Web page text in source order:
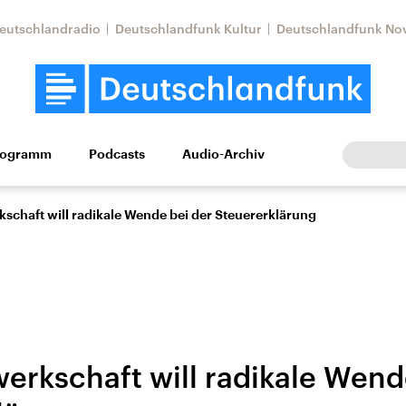
Deutschlandfunk Kultur Deutschlandfunk
Wissen Kultur Europa
Beiträge,
Nahostkonflikt
Iran
Podcasts Audio-Archiv
will radikale Wende bei der Steuererklärung
will radikale